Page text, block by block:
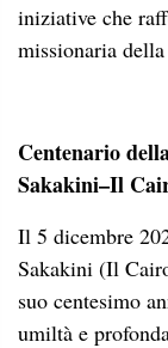
iniziative che
missionaria
Centenario
Sakakini–Il
Il 5 dicembre
Sakakini (Il
suo centesimo
umiltà e